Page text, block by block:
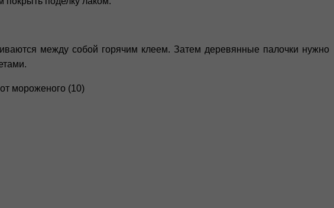
между собой горячим клеем. Затем деревянные палочки нужно